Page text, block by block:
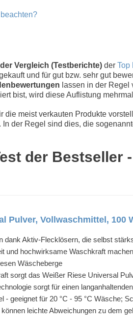
Vergleich (Testberichte) der Top
und für gut bzw. sehr gut
lassen in der
bist, wird diese Auflistung
meist verkauten Produkte
der Regel sind dies, die
der Bestseller
Pulver, Vollwaschmittel, 100
dank Aktiv-Flecklösern, die selbst
und hochwirksame Waschkraft
Wäscheberge
sorgt das Weißer Riese Universal
sorgt für einen
- geeignet für 20 °C - 95 °C Wäsche;
leichte Abweichungen zu dem